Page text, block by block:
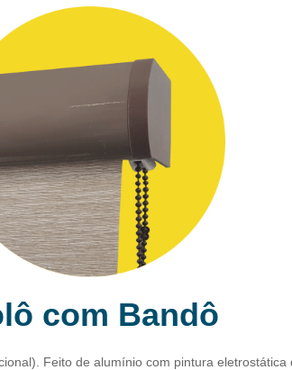
com Bandô
Feito de alumínio com pintura eletrostática